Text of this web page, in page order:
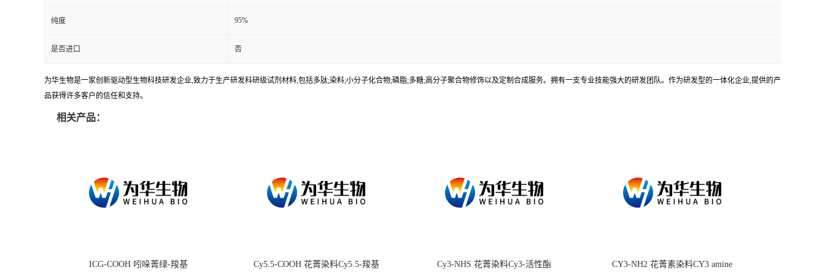
纯度 95%
是否进口 否
为华生物是一家创新驱动型生物科技研发企业,致力于生产研发科研级试剂材料,包括多肽;染料;小分子化合物;磷脂;多糖;高分子聚合物修饰以及定制合成服务。拥有一支专业技能强大的研发团队。作为研发型的一体化企业,提供的产
品获得许多客户的信任和支持。
相关产品：
ICG-COOH 吲哚菁绿-羧基 Cy5.5-COOH 花菁染料Cy5.5-羧基 Cy3-NHS 花菁染料Cy3-活性酯 CY3-NH2 花菁素染料CY3 amine